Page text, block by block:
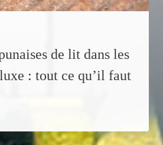
de lit dans les
: tout ce qu’il faut